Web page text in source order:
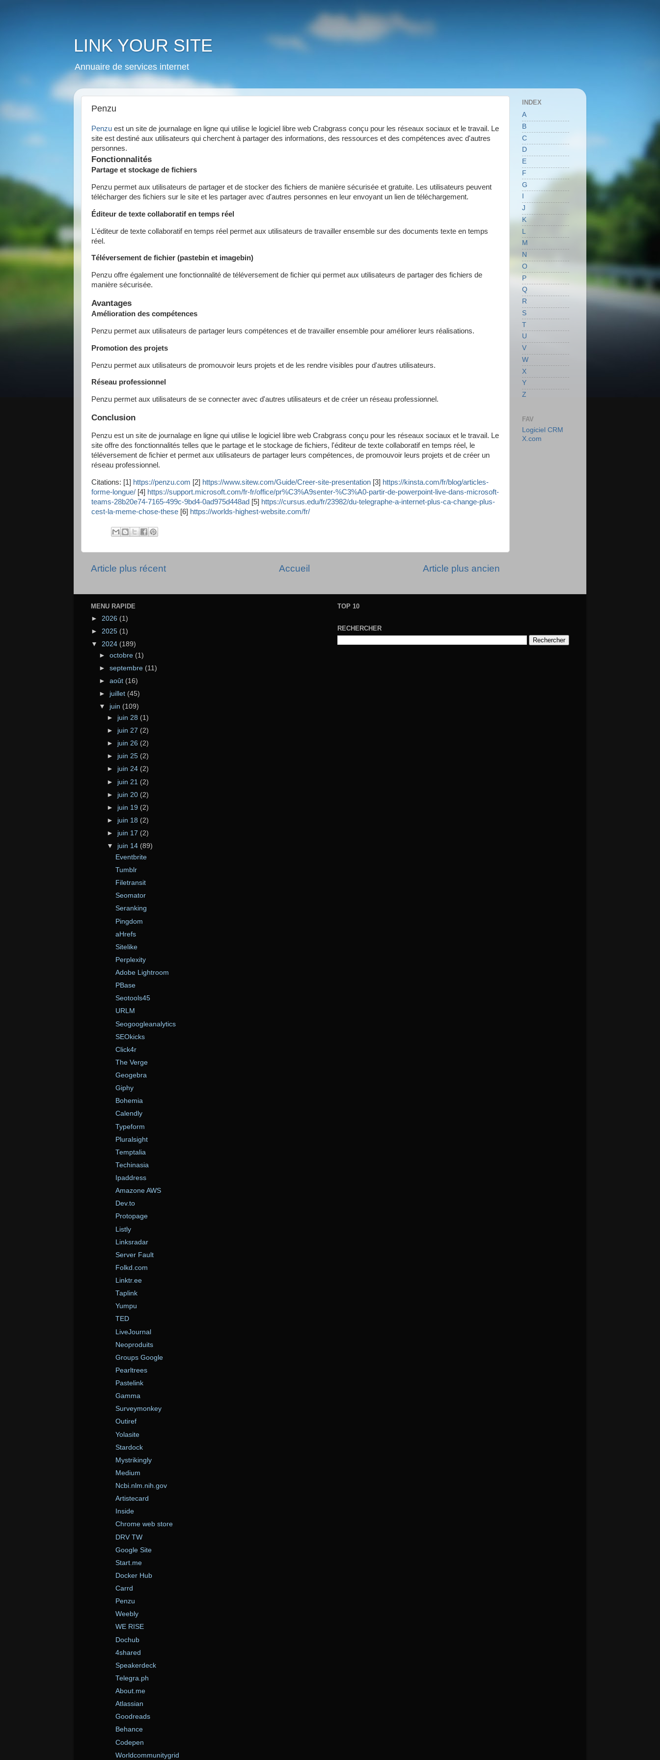
LINK YOUR SITE
Annuaire de services internet
Penzu
Penzu est un site de journalage en ligne qui utilise le logiciel libre web Crabgrass conçu pour les réseaux sociaux et le travail. Le
site est destiné aux utilisateurs qui cherchent à partager des informations, des ressources et des compétences avec d'autres
personnes.
Fonctionnalités
Partage et stockage de fichiers
Penzu permet aux utilisateurs de partager et de stocker des fichiers de manière sécurisée et gratuite. Les utilisateurs peuvent
télécharger des fichiers sur le site et les partager avec d'autres personnes en leur envoyant un lien de téléchargement.
Éditeur de texte collaboratif en temps réel
L'éditeur de texte collaboratif en temps réel permet aux utilisateurs de travailler ensemble sur des documents texte en temps
réel.
Téléversement de fichier (pastebin et imagebin)
Penzu offre également une fonctionnalité de téléversement de fichier qui permet aux utilisateurs de partager des fichiers de
manière sécurisée.
Avantages
Amélioration des compétences
Penzu permet aux utilisateurs de partager leurs compétences et de travailler ensemble pour améliorer leurs réalisations.
Promotion des projets
Penzu permet aux utilisateurs de promouvoir leurs projets et de les rendre visibles pour d'autres utilisateurs.
Réseau professionnel
Penzu permet aux utilisateurs de se connecter avec d'autres utilisateurs et de créer un réseau professionnel.
Conclusion
Penzu est un site de journalage en ligne qui utilise le logiciel libre web Crabgrass conçu pour les réseaux sociaux et le travail. Le
site offre des fonctionnalités telles que le partage et le stockage de fichiers, l'éditeur de texte collaboratif en temps réel, le
téléversement de fichier et permet aux utilisateurs de partager leurs compétences, de promouvoir leurs projets et de créer un
réseau professionnel.
Citations: [1] https://penzu.com [2] https://www.sitew.com/Guide/Creer-site-presentation [3] https://kinsta.com/fr/blog/articles-
forme-longue/ [4] https://support.microsoft.com/fr-fr/office/pr%C3%A9senter-%C3%A0-partir-de-powerpoint-live-dans-microsoft-
teams-28b20e74-7165-499c-9bd4-0ad975d448ad [5] https://cursus.edu/fr/23982/du-telegraphe-a-internet-plus-ca-change-plus-
cest-la-meme-chose-these [6] https://worlds-highest-website.com/fr/
Article plus récent Article plus ancien
Accueil
INDEX
A
B
C
D
E
F
G
J
K
L
M
N
O
P
Q
R
S
T
U
V
W
X
Y
Z
FAV
Logiciel CRM
X.com
MENU RAPIDE
► 2026 (1)
► 2025 (1)
▼ 2024 (189)
►octobre (1)
►septembre (11)
►août (16)
► juillet (45)
▼ juin (109)
► juin 28 (1)
► juin 27 (2)
► juin 26 (2)
► juin 25 (2)
► juin 24 (2)
► juin 21 (2)
► juin 20 (2)
► juin 19 (2)
► juin 18 (2)
► juin 17 (2)
▼ juin 14 (89)
Eventbrite
Tumblr
Filetransit
Seomator
Seranking
Pingdom
aHrefs
Sitelike
Perplexity
Adobe Lightroom
PBase
Seotools45
URLM
Seogoogleanalytics
SEOkicks
Click4r
The Verge
Geogebra
Giphy
Bohemia
Calendly
Typeform
Pluralsight
Temptalia
Techinasia
Ipaddress
Amazone AWS
Dev.to
Protopage
Listly
Linksradar
Server Fault
Folkd.com
Linktr.ee
Taplink
Yumpu
TED
LiveJournal
Neoproduits
Groups Google
Pearltrees
Pastelink
Gamma
Surveymonkey
Outiref
Yolasite
Stardock
Mystrikingly
Medium
Ncbi.nlm.nih.gov
Artistecard
Inside
Chrome web store
DRV TW
Google Site
Start.me
Docker Hub
Carrd
Penzu
Weebly
WE RISE
Dochub
4shared
Speakerdeck
Telegra.ph
About.me
Atlassian
Goodreads
Behance
Codepen
Worldcommunitygrid
TOP 10
RECHERCHER